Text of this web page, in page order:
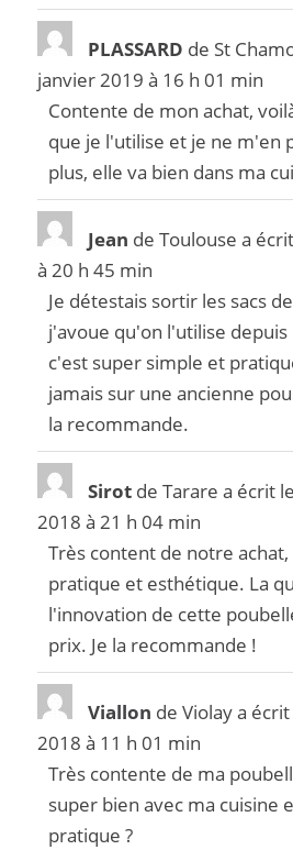
PLASSARD de St
janvier 2019 à 16 h 01 min
Contente de mon achat,
que je l'utilise et je ne m'en
plus, elle va bien dans ma
Jean de Toulouse a
à 20 h 45 min
Je détestais sortir les sacs
j'avoue qu'on l'utilise
c'est super simple et
jamais sur une ancienne
la recommande.
Sirot de Tarare a écrit le
2018 à 21 h 04 min
Très content de notre
pratique et esthétique. La
l'innovation de cette
prix. Je la recommande !
Viallon de Violaya écrit
2018 à 11 h 01 min
Très contente de ma
super bien avec ma cuisine
pratique ?